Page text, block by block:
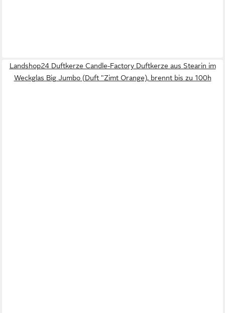
Landshop24 Duftkerze Candle-Factory Duftkerze aus Stearin im
Weckglas Big Jumbo (Duft "Zimt Orange), brennt bis zu 100h